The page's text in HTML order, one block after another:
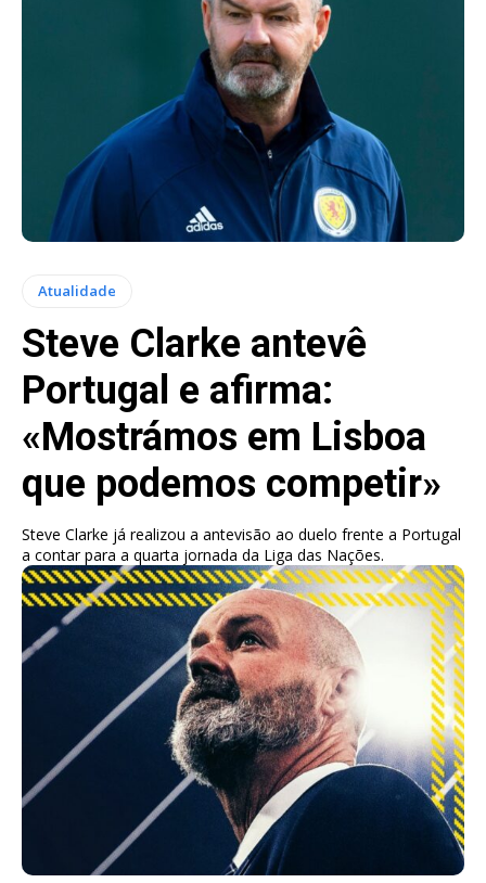
Atualidade
Steve Clarke antevê
Portugal e afirma:
«Mostrámos em Lisboa
que podemos competir»
Steve Clarke já realizou a antevisão ao duelo frente a Portugal
a contar para a quarta jornada da Liga das Nações.